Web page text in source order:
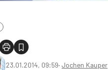
23.01.2014, 09:59‧ Jochen Kauper